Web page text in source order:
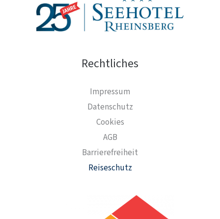
Rechtliches
Impressum
Datenschutz
Cookies
AGB
Barrierefreiheit
Reiseschutz